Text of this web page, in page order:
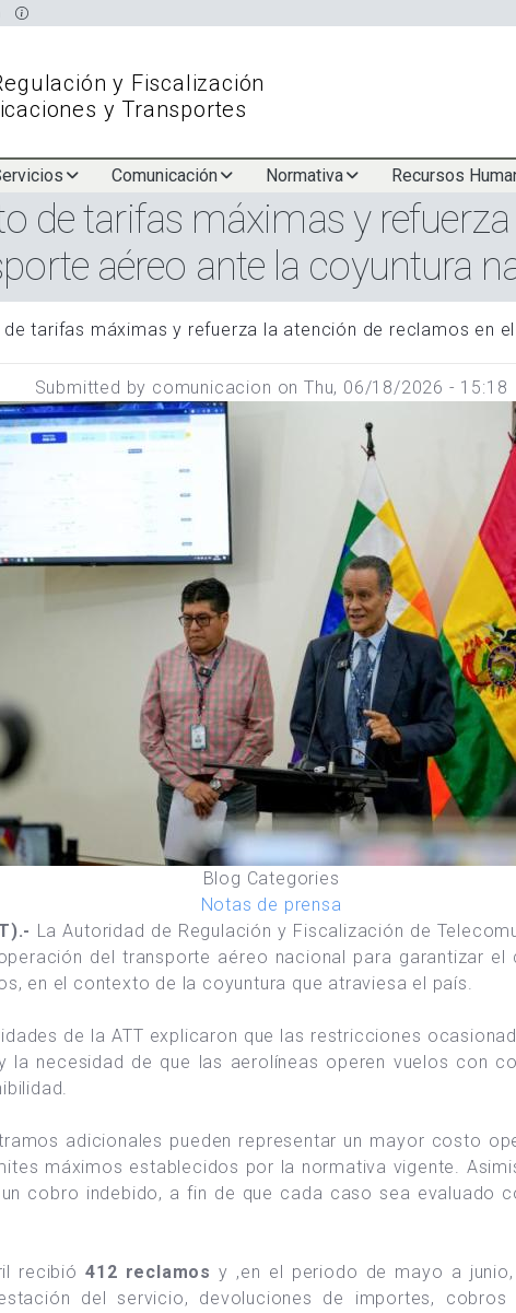
y Fiscalización
y Transportes
Comunicación Normativa Recursos
de tarifas máximas y
aéreo ante la coyuntura
tarifas máximas y refuerza la atención de reclamos en
Submitted by comunicacion on Thu, 06/18/2026 - 15:18
Blog Categories
Notas de prensa
La Autoridad de Regulación y Fiscalización de
del transporte aéreo nacional para garantizar
en el contexto de la coyuntura que atraviesa el país.
de la ATT explicaron que las restricciones
la necesidad de que las aerolíneas operen vuelos con
adicionales pueden representar un mayor costo
máximos establecidos por la normativa vigente.
cobro indebido, a fin de que cada caso sea evaluado
recibió412 reclamos y ,en el periodo de mayo a junio,
del servicio, devoluciones de importes,